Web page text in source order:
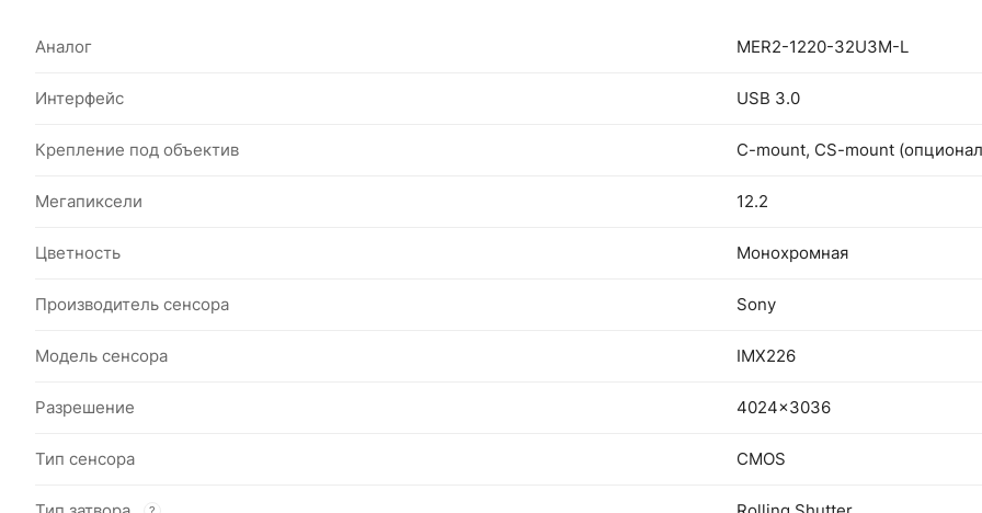
Аналог MER2-1220-32U3M-L
Интерфейс USB 3.0
Крепление под объектив C-mount, CS-mount
Мегапиксели 12.2
Цветность Монохромная
Производитель сенсора Sony
Модель сенсора IMX226
Разрешение 4024x3036
Тип сенсора CMOS